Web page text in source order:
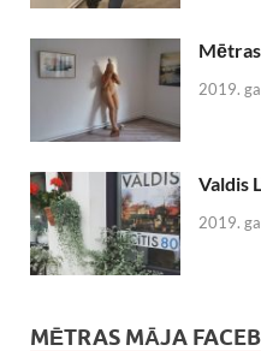
2019.
Valdis
2019.
MĒTRAS MĀJA